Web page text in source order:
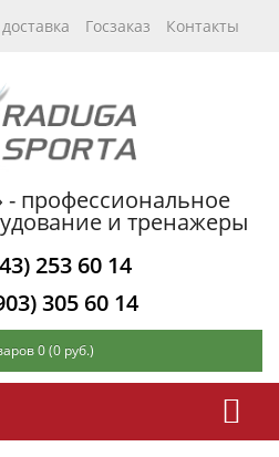
Госзаказ Контакты
- профессиональное
и тренажеры
253 60 14
305 60 14
0 (0 руб.)